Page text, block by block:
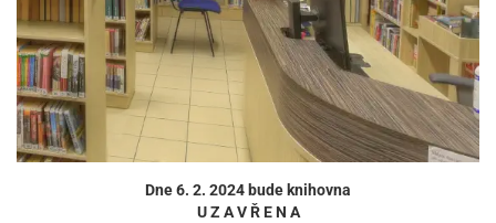
Dne 6. 2. 2024 bude knihovna
U Z A V Ř E N A